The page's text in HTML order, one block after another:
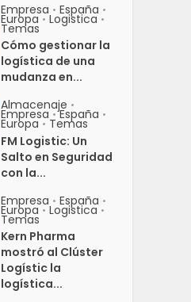
Empresa • España •
Europa • Logistica •
Temas
Cómo gestionar la
logística de una
mudanza en...
Almacenaje •
Empresa • España •
Europa • Temas
FM Logistic: Un
Salto en Seguridad
con la...
Empresa • España •
Europa • Logistica •
Temas
Kern Pharma
mostró al Clúster
Logístic la
logística...